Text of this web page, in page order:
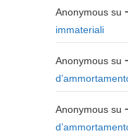
Anonymous su
immateriali
Anonymous su
Anonymous su